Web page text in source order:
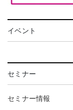
イベント
セミナー
セミナー情報